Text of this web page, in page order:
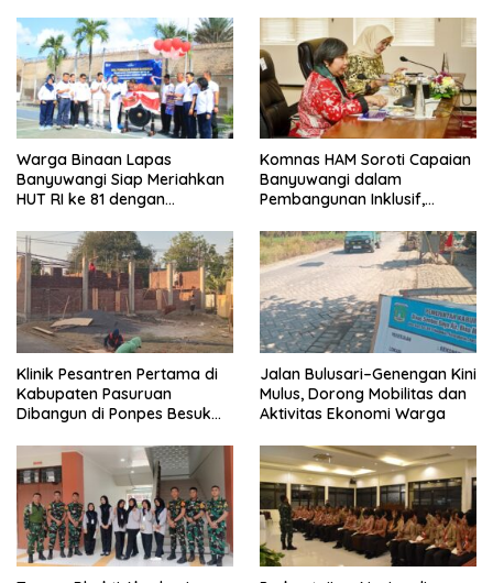
Banyuwangi
Warga Binaan Lapas
Banyuwangi Siap Meriahkan
HUT RI ke 81 dengan
Komnas HAM Soroti Capaian
Banyuwangi dalam
Pembangunan Inklusif,
Nasional
Klinik Pesantren Pertama di
Kabupaten Pasuruan
Dibangun di Ponpes Besuk
Kesehatan Santri
Jalan Bulusari–Genengan Kini
Mulus, Dorong Mobilitas dan
Aktivitas Ekonomi Warga